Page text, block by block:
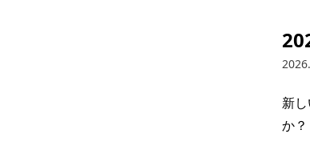
新
か？